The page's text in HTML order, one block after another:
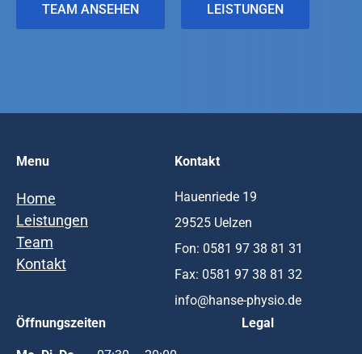
TEAM ANSEHEN LEISTUNGEN
Menu
Home
Leistungen
Team
Kontakt
Kontakt
Hauenriede 19
29525 Uelzen
Fon: 0581 97 38 81 31
Fax: 0581 97 38 81 32
info@hanse-physio.de
Öffnungszeiten
Legal